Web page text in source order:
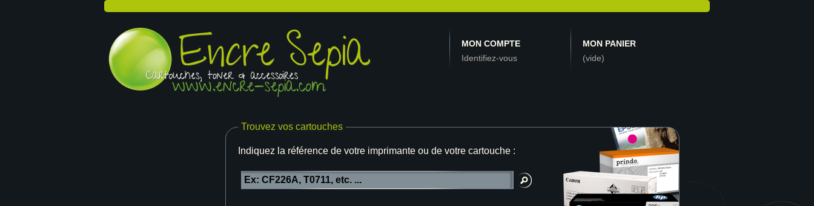
MON COMPTE
Identifiez-vous
MON PANIER
(vide)
Trouvez vos cartouches
Indiquez la référence de votre imprimante ou de votre cartouche :